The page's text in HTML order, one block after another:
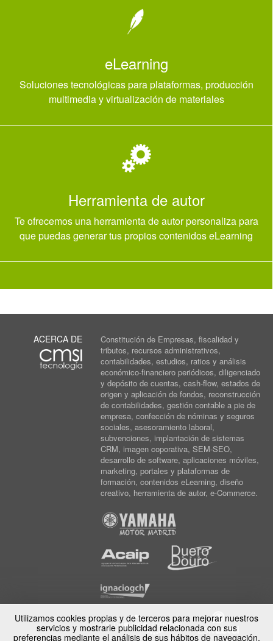
eLearning
Soluciones tecnológicas para plataformas, producción
multimedia y virtualización de materiales
Herramienta de autor
Te ofrecemos una herramienta de autor personaliza para
que puedas generar tus propios contenidos eLearning
Utilizamos cookies propias y de terceros para mejorar nuestros
servicios y mostrarle publicidad relacionada con sus
preferencias mediante el análisis de sus hábitos de navegación.
ACERCA DE
Constitución de Empresas, fiscalidad y
tributos, recursos administrativos,
contabilidades, estudios, ratios y análisis
económico-financiero periódicos, diligenciado
y depósito de cuentas, cash-flow, estados de
origen y aplicación de fondos, reconstrucción
de contabilidades, gestión contable a pie de
empresa, confección de nóminas y seguros
sociales, asesoramiento laboral,
subvenciones, implantación de sistemas
CRM, imagen coporativa, SEM-SEO,
desarrollo de software, aplicaciones móviles,
marketing, portales y plataformas de
formación, contenidos eLearning, diseño
creativo, herramienta de autor, e-Commerce.